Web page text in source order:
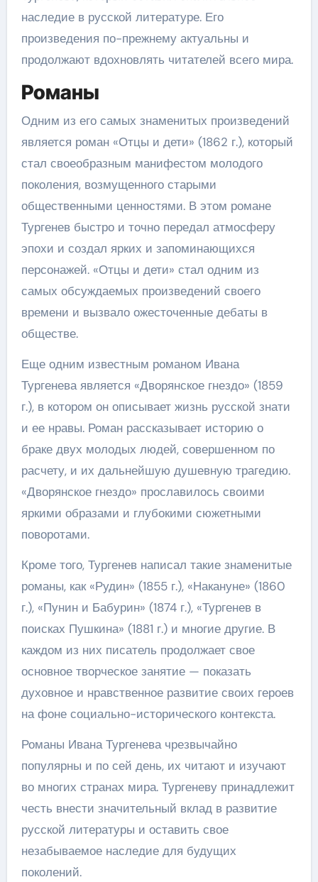
наследие в русской литературе. Его
произведения по-прежнему актуальны и
продолжают вдохновлять читателей всего мира.
Романы
Одним из его самых знаменитых произведений
является роман «Отцы и дети» (1862 г.), который
стал своеобразным манифестом молодого
поколения, возмущенного старыми
общественными ценностями. В этом романе
Тургенев быстро и точно передал атмосферу
эпохи и создал ярких и запоминающихся
персонажей. «Отцы и дети» стал одним из
самых обсуждаемых произведений своего
времени и вызвало ожесточенные дебаты в
обществе.
Еще одним известным романом Ивана
Тургенева является «Дворянское гнездо» (1859
г.), в котором он описывает жизнь русской знати
и ее нравы. Роман рассказывает историю о
браке двух молодых людей, совершенном по
расчету, и их дальнейшую душевную трагедию.
«Дворянское гнездо» прославилось своими
яркими образами и глубокими сюжетными
поворотами.
Кроме того, Тургенев написал такие знаменитые
романы, как «Рудин» (1855 г.), «Накануне» (1860
г.), «Пунин и Бабурин» (1874 г.), «Тургенев в
поисках Пушкина» (1881 г.) и многие другие. В
каждом из них писатель продолжает свое
основное творческое занятие — показать
духовное и нравственное развитие своих героев
на фоне социально-исторического контекста.
Романы Ивана Тургенева чрезвычайно
популярны и по сей день, их читают и изучают
во многих странах мира. Тургеневу принадлежит
честь внести значительный вклад в развитие
русской литературы и оставить свое
незабываемое наследие для будущих
поколений.